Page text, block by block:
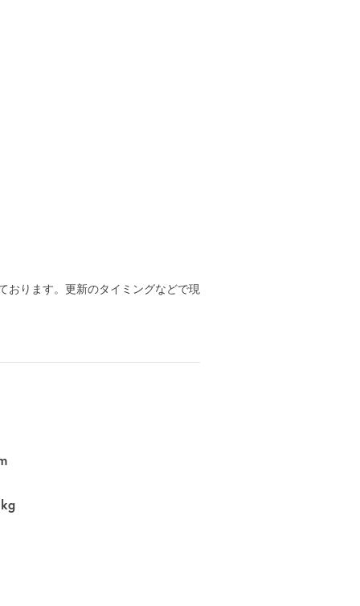
おります。更新のタイミングなどで現